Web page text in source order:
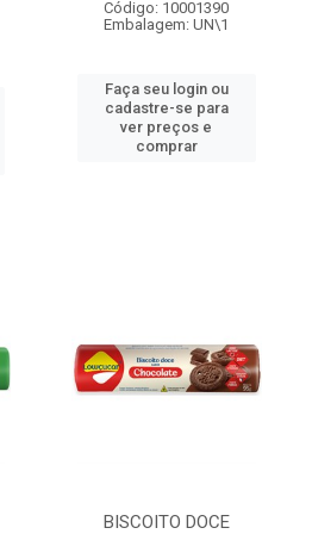
Código: 10001390
Embalagem: UN\1
Faça seu login ou
cadastre-se para
ver preços e
comprar
BISCOITO DOCE